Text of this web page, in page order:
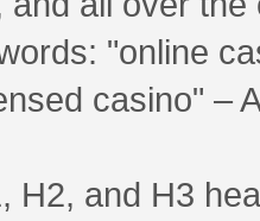
"online
casino" –
H2, and H3